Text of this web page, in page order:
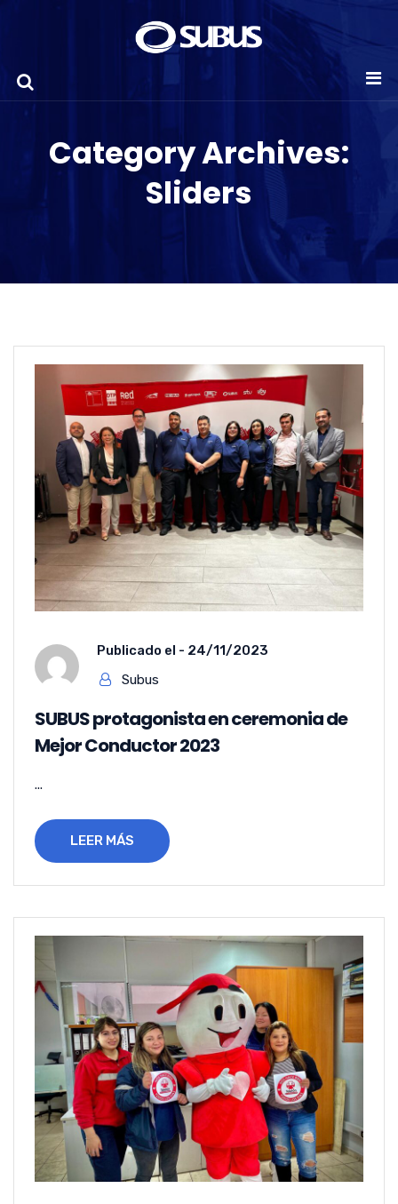
Category Archives:
Sliders
Publicado el - 24/11/2023
Subus
SUBUS protagonista en ceremonia de
Mejor Conductor 2023
...
LEER MÁS